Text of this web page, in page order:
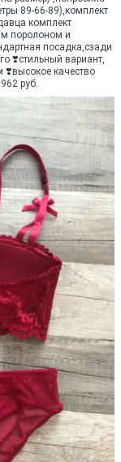
89-66-89),комплект
комплект
поролоном и
посадка,сзади
❣️стильный вариант,
качество
руб.